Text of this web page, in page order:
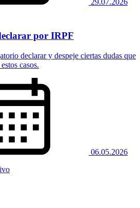
por IRPF
declarar y despeje ciertas dudas que
casos.
06.05.2026